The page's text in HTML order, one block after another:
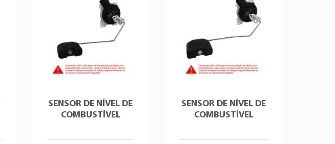
SENSOR DE NÍVEL DE
COMBUSTÍVEL
SENSOR DE NÍVEL DE
COMBUSTÍVEL